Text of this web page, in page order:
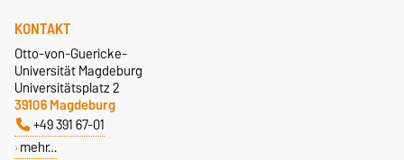
KONTAKT
Otto-von-Guericke-
Universität Magdeburg
Universitätsplatz 2
39106 Magdeburg
+49 391 67-01
mehr…